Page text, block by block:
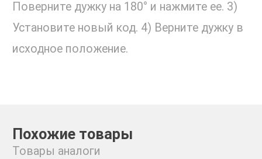
Поверните дужку на 180° и нажмите ее. 3)
Установите новый код. 4) Верните дужку в
исходное положение.
Похожие товары
Товары аналоги